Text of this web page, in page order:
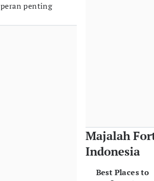
penting
Majalah
Indonesia
Best Places to